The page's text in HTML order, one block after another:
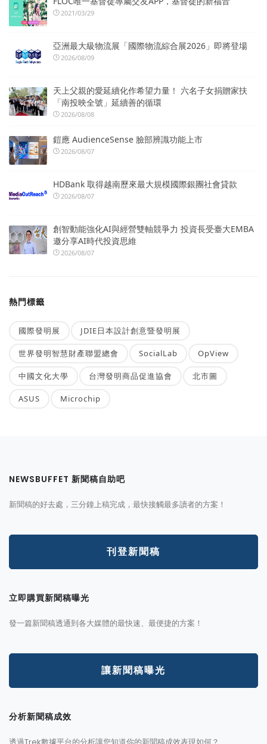
2021/03/29
亞洲最大級物流展「國際物流綜合展2026」即將登場
2026/08/09
天上父親的愛延續化作希望力量！ 六名子女捐贈家扶
「南投映全號」延續善的循環
2026/08/08
鎧應 AudienceSense 臉部辨識功能上市
2026/08/07
HDBank 取得越南歷來最大規模國際銀團社會貸款
2026/08/07
創智動能強化AI與經營雙軸競爭力 投資長受臺大EMBA
邀分享AI時代投資思維
2026/08/07
熱門標籤
國際發明展 JDIE日本設計創意暨發明展
世界發明智慧財產聯盟總會 SocialLab OpView
中國文化大學 台灣發明商品促進協會 北市圖
ASUS Microchip
NEWSBUFFET 新聞稿自助吧
新聞稿的好去處，三分鐘上稿完成，最快接觸最多讀者的方案！
刊登新聞稿
立即購買新聞稿曝光
發一篇新聞稿透通到各大媒體的最快速、最便捷的方案！
讓新聞稿曝光
分析新聞稿成效